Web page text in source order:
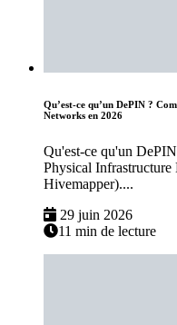
Qu’est-ce qu’un DePIN ?
Networks en 2026
Qu'est-ce qu'un
Physical
Hivemapper)....
29 juin 2026
11 min de lecture